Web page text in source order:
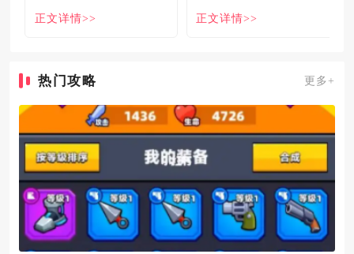
解
正文详情>>
倍，
正文详情>>
热门攻略 更多+